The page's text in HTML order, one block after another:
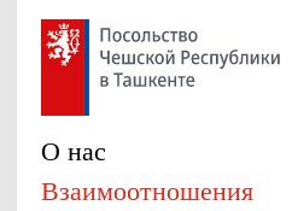
О нас
Взаимоотношения